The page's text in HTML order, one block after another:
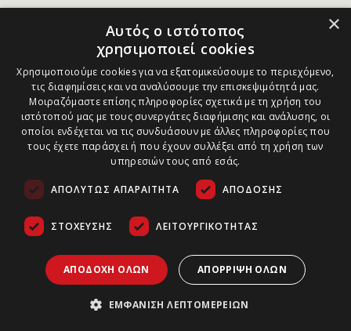
×
Αυτός ο ιστότοπος
χρησιμοποιεί cookies
Χρησιμοποιούμε cookies για να εξατομικεύσουμε το περιεχόμενο,
τις διαφημίσεις και να αναλύσουμε την επισκεψιμότητά μας.
Μοιραζόμαστε επίσης πληροφορίες σχετικά με τη χρήση του
ιστότοπού μας με τους συνεργάτες διαφήμισης και ανάλυσης, οι
οποίοι ενδέχεται να τις συνδυάσουν με άλλες πληροφορίες που
τους έχετε παράσχει ή που έχουν συλλέξει από τη χρήση των
υπηρεσιών τους από εσάς.
ΑΠΟΛΎΤΩΣ ΑΠΑΡΑΊΤΗΤΑ ΑΠΌΔΟΣΗΣ
ΣΤΌΧΕΥΣΗΣ ΛΕΙΤΟΥΡΓΙΚΌΤΗΤΑΣ
ΑΠΟΔΟΧΉ ΌΛΩΝ ΑΠΌΡΡΙΨΗ ΌΛΩΝ
ΕΜΦΆΝΙΣΗ ΛΕΠΤΟΜΕΡΕΙΏΝ